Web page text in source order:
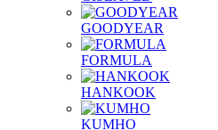
GOODYEAR
FORMULA
HANKOOK
KUMHO